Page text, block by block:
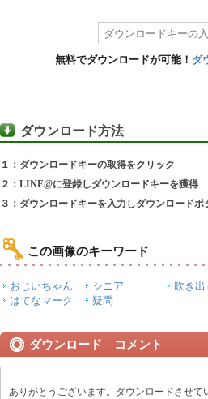
無料でダウンロードが可能！ ダ
ダウンロード方法
１：ダウンロードキーの取得をクリック
２：LINE@に登録しダウンロードキーを獲得
３：ダウンロードキーを入力しダウンロードボ
この画像のキーワード
おじいちゃん シニア 吹き出
はてなマーク
疑問
ダウンロード コメント
ありがとうございます。ダウンロードさせて